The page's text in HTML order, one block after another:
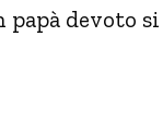
papà devoto